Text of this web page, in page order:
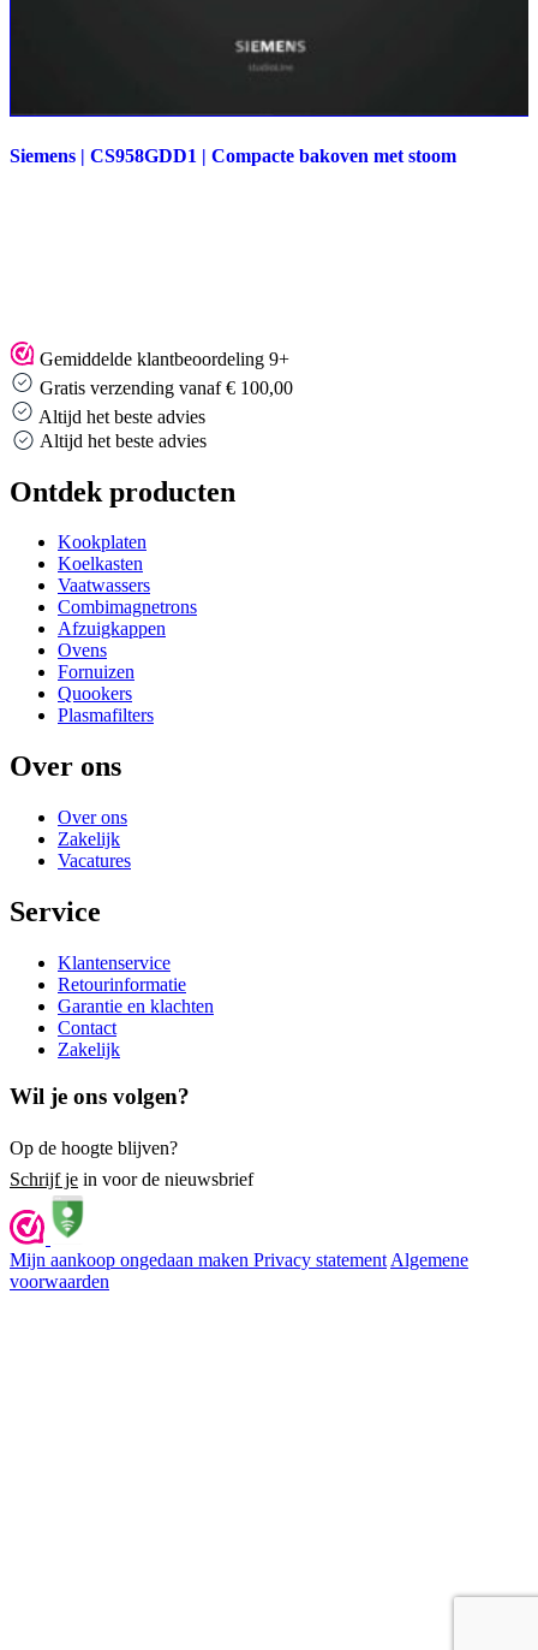
Siemens | CS958GDD1 | Compacte bakoven met stoom
Gemiddelde klantbeoordeling 9+
Gratis verzending vanaf € 100,00
Altijd het beste advies
Altijd het beste advies
Ontdek producten
Kookplaten
Koelkasten
Vaatwassers
Combimagnetrons
Afzuigkappen
Ovens
Fornuizen
Quookers
Plasmafilters
Over ons
Over ons
Zakelijk
Vacatures
Service
Klantenservice
Retourinformatie
Garantie en klachten
Contact
Zakelijk
Wil je ons volgen?
Op de hoogte blijven?
Schrijf je in voor de nieuwsbrief
Mijn aankoop ongedaan maken Privacy statement Algemene
voorwaarden